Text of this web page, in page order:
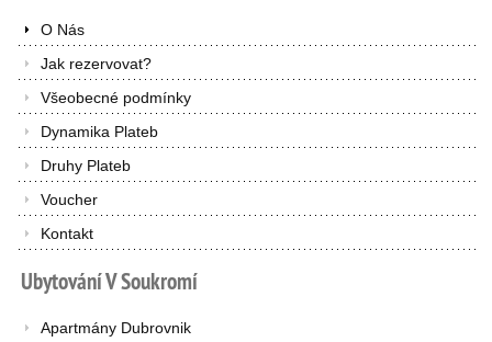
O Nás
Jak rezervovat?
Všeobecné podmínky
Dynamika Plateb
Druhy Plateb
Voucher
Kontakt
UbytováníVSoukromí
Apartmány Dubrovnik